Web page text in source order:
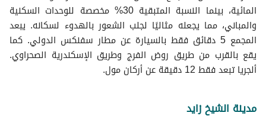
دوبليكس للبيع في اليجريا
بنتهاوس للبيع في اليجريا
المائية، بينما النسبة المتبقية 30% مخصصة للوحدات السكنية
والمباني، مما يجعله مثاليًا لجلب الشعور بالهدوء لسكانه. يبعد
المجمع 5 دقائق فقط بالسيارة عن مطار سفنكس الدولي. كما
يقع بالقرب من طريق روض الفرج وطريق الإسكندرية الصحراوي.
ألجريا تبعد فقط 12 دقيقة عن أركان مول.
مدينة الشيخ زايد